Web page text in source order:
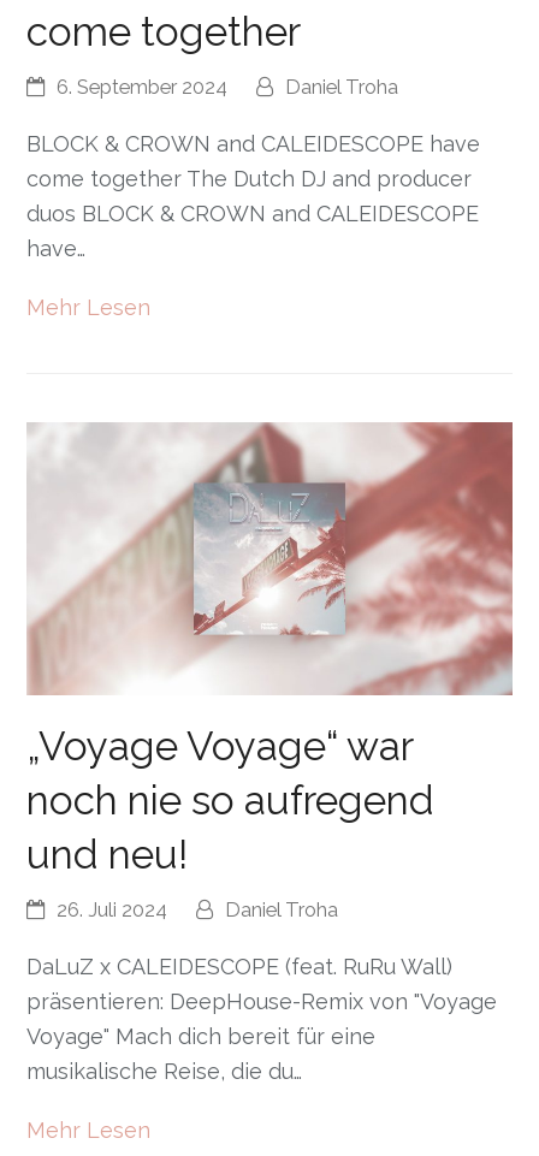
come together
6. September 2024 Daniel Troha
BLOCK & CROWN and CALEIDESCOPE have
come together The Dutch DJ and producer
duos BLOCK & CROWN and CALEIDESCOPE
have…
Mehr Lesen
„Voyage Voyage“ war
noch nie so aufregend
und neu!
26. Juli 2024 Daniel Troha
DaLuZ x CALEIDESCOPE (feat. RuRu Wall)
präsentieren: DeepHouse-Remix von "Voyage
Voyage" Mach dich bereit für eine
musikalische Reise, die du…
Mehr Lesen